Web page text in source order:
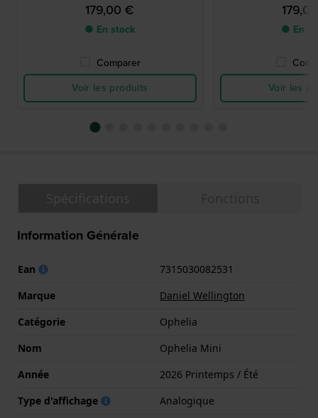
179,00 €
● En stock
Comparer
Voir les produits
● En
Voir les
Information Générale
Ean
7315030082531
Marque
Daniel Wellington
Catégorie
Ophelia
Nom
Ophelia Mini
Année
2026 Printemps / Été
Type d'affichage
Analogique